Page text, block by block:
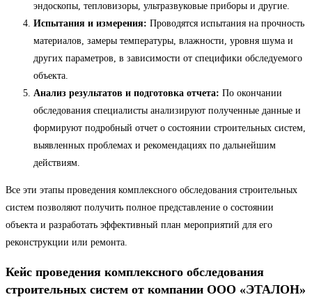
эндоскопы, тепловизоры, ультразвуковые приборы и другие.
Испытания и измерения: Проводятся испытания на прочность
материалов, замеры температуры, влажности, уровня шума и
других параметров, в зависимости от специфики обследуемого
объекта.
Анализ результатов и подготовка отчета: По окончании
обследования специалисты анализируют полученные данные и
формируют подробный отчет о состоянии строительных систем,
выявленных проблемах и рекомендациях по дальнейшим
действиям.
Все эти этапы проведения комплексного обследования строительных
систем позволяют получить полное представление о состоянии
объекта и разработать эффективный план мероприятий для его
реконструкции или ремонта.
Кейс проведения комплексного обследования
строительных систем от компании ООО «ЭТАЛОН»